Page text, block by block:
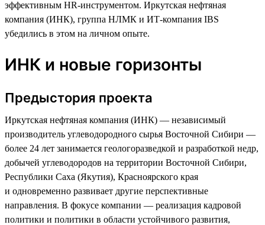
эффективным HR-инструментом. Иркутская нефтяная
компания (ИНК), группа НЛМК и ИТ-компания IBS
убедились в этом на личном опыте.
ИНК и новые горизонты
Предыстория проекта
Иркутская нефтяная компания (ИНК) — независимый
производитель углеводородного сырья Восточной Сибири —
более 24 лет занимается геологоразведкой и разработкой недр,
добычей углеводородов на территории Восточной Сибири,
Республики Саха (Якутия), Красноярского края
и одновременно развивает другие перспективные
направления. В фокусе компании — реализация кадровой
политики и политики в области устойчивого развития,